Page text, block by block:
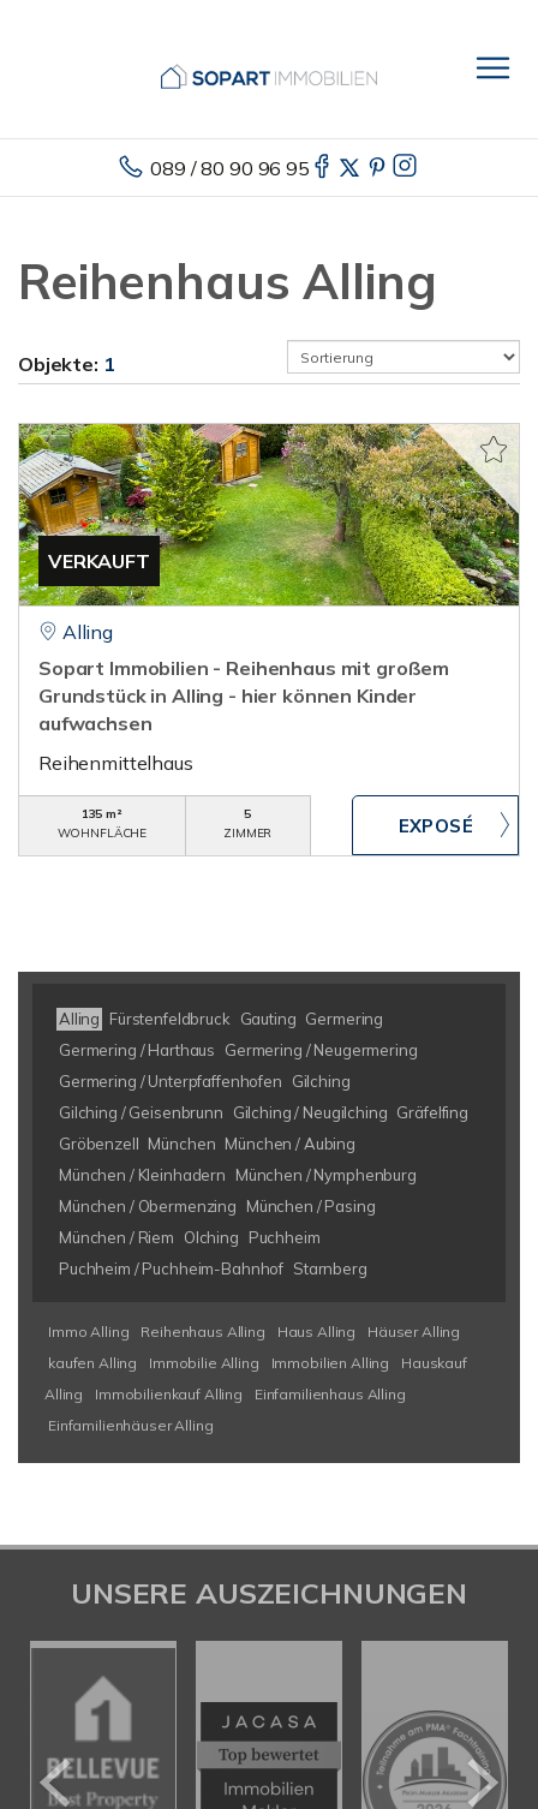
089 / 80 90 96 95
Reihenhaus Alling
Objekte: 1
VERKAUFT
Alling
Sopart Immobilien - Reihenhaus mit großem
Grundstück in Alling - hier können Kinder
aufwachsen
Reihenmittelhaus
135 m²
WOHNFLÄCHE
5
ZIMMER
Alling Fürstenfeldbruck Gauting Germering
Germering / Harthaus
Germering / Neugermering
Germering / Unterpfaffenhofen
Gilching
Gilching / Geisenbrunn
Gilching / Neugilching Gräfelfing
Gröbenzell München München / Aubing
München / Kleinhadern
München / Nymphenburg
München / Obermenzing
München / Pasing
München / Riem
Olching
Puchheim
Puchheim / Puchheim-Bahnhof Starnberg
Immo Alling Reihenhaus Alling Haus Alling
Häuser Alling
kaufen Alling
Immobilie Alling Immobilien Alling
Hauskauf
Alling
Immobilienkauf Alling
Einfamilienhaus Alling
Einfamilienhäuser Alling
UNSERE AUSZEICHNUNGEN